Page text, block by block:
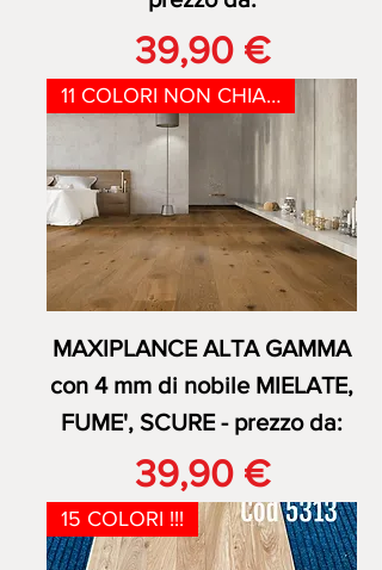
Prezzo
39,90 €
11 COLORI NON CHIARI - 4mm nob
MAXIPLANCE ALTA GAMMA
con 4 mm di nobile MIELATE,
FUME', SCURE - prezzo da:
Prezzo
39,90 €
15 COLORI !!!